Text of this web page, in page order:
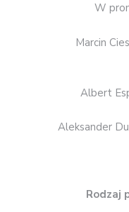
W
Marcin
Albert
Aleksander
Rodzaj